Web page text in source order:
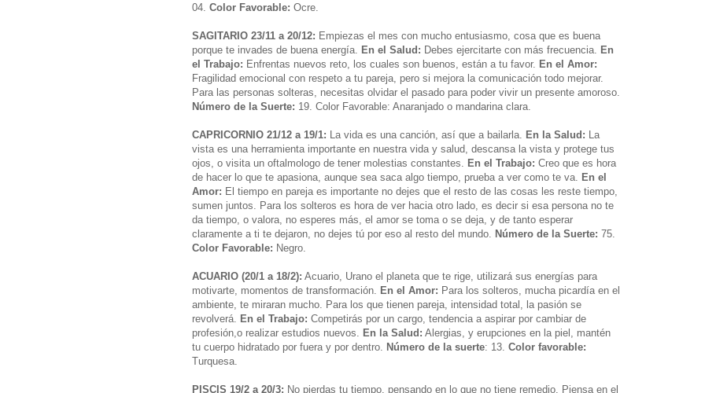
04. Color Favorable: Ocre.
SAGITARIO 23/11 a 20/12: Empiezas el mes con mucho entusiasmo, cosa que es buena
porque te invades de buena energía. En el Salud: Debes ejercitarte con más frecuencia. En
el Trabajo: Enfrentas nuevos reto, los cuales son buenos, están a tu favor. En el Amor:
Fragilidad emocional con respeto a tu pareja, pero si mejora la comunicación todo mejorar.
Para las personas solteras, necesitas olvidar el pasado para poder vivir un presente amoroso.
Número de la Suerte: 19. Color Favorable: Anaranjado o mandarina clara.
CAPRICORNIO 21/12 a 19/1: La vida es una canción, así que a bailarla. En la Salud: La
vista es una herramienta importante en nuestra vida y salud, descansa la vista y protege tus
ojos, o visita un oftalmologo de tener molestias constantes. En el Trabajo: Creo que es hora
de hacer lo que te apasiona, aunque sea saca algo tiempo, prueba a ver como te va. En el
Amor: El tiempo en pareja es importante no dejes que el resto de las cosas les reste tiempo,
sumen juntos. Para los solteros es hora de ver hacia otro lado, es decir si esa persona no te
da tiempo, o valora, no esperes más, el amor se toma o se deja, y de tanto esperar
claramente a ti te dejaron, no dejes tú por eso al resto del mundo. Número de la Suerte: 75.
Color Favorable: Negro.
ACUARIO (20/1 a 18/2): Acuario, Urano el planeta que te rige, utilizará sus energías para
motivarte, momentos de transformación. En el Amor: Para los solteros, mucha picardía en el
ambiente, te miraran mucho. Para los que tienen pareja, intensidad total, la pasión se
revolverá. En el Trabajo: Competirás por un cargo, tendencia a aspirar por cambiar de
profesión,o realizar estudios nuevos. En la Salud: Alergias, y erupciones en la piel, mantén
tu cuerpo hidratado por fuera y por dentro. Número de la suerte: 13. Color favorable:
Turquesa.
PISCIS 19/2 a 20/3: No pierdas tu tiempo, pensando en lo que no tiene remedio. Piensa en el